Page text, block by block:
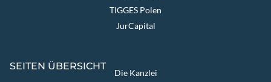
TIGGES Polen
JurCapital
SEITEN ÜBERSICHT
Die Kanzlei